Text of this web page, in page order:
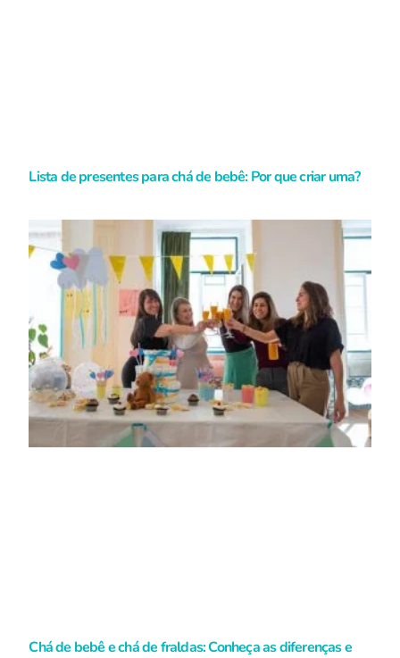
Lista de presentes para chá de bebê: Por que criar uma?
Chá de bebê e chá de fraldas: Conheça as diferenças e